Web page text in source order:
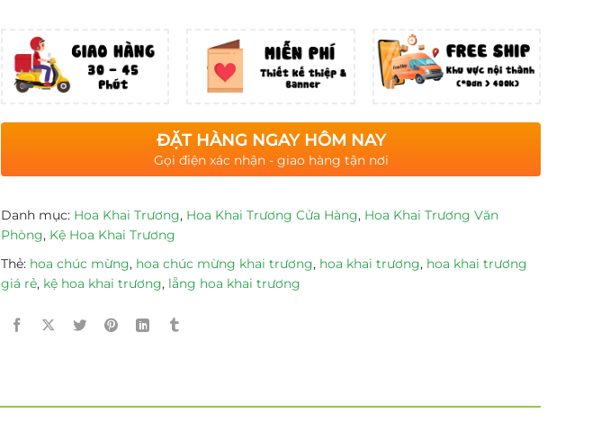
ĐẶT HÀNG NGAY HÔM NAY
Gọi điện xác nhận - giao hàng tận nơi
Danh mục: Hoa Khai Trương, Hoa Khai Trương Cửa Hàng, Hoa Khai Trương Văn
Phòng, Kệ Hoa Khai Trương
Thẻ: hoa chúc mừng, hoa chúc mừng khai trương, hoa khai trương, hoa khai trương
giá rẻ, kệ hoa khai trương, lẵng hoa khai trương